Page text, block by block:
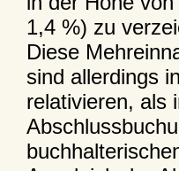
1,4 %) zu
Diese
sind allerdings
relativieren, als